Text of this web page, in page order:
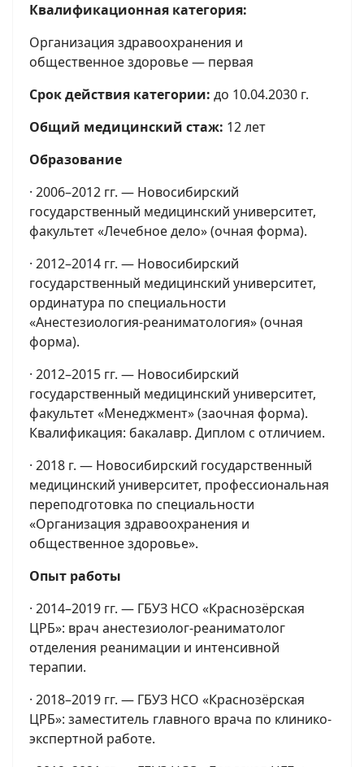
Квалификационная категория:
Организация здравоохранения и
общественное здоровье — первая
Срок действия категории: до 10.04.2030 г.
Общий медицинский стаж: 12 лет
Образование
· 2006–2012 гг. — Новосибирский
государственный медицинский университет,
факультет «Лечебное дело» (очная форма).
· 2012–2014 гг. — Новосибирский
государственный медицинский университет,
ординатура по специальности
«Анестезиология-реаниматология» (очная
форма).
· 2012–2015 гг. — Новосибирский
государственный медицинский университет,
факультет «Менеджмент» (заочная форма).
Квалификация: бакалавр. Диплом с отличием.
· 2018 г. — Новосибирский государственный
медицинский университет, профессиональная
переподготовка по специальности
«Организация здравоохранения и
общественное здоровье».
Опыт работы
· 2014–2019 гг. — ГБУЗ НСО «Краснозёрская
ЦРБ»: врач анестезиолог-реаниматолог
отделения реанимации и интенсивной
терапии.
· 2018–2019 гг. — ГБУЗ НСО «Краснозёрская
ЦРБ»: заместитель главного врача по клинико-
экспертной работе.